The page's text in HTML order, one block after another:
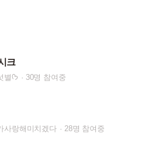
크
영원할다섯별ᡣ𐭩 30명 참여중
사랑해미치겠다 28명 참여중